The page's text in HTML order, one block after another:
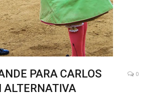
PARA CARLOS
ALTERNATIVA
0